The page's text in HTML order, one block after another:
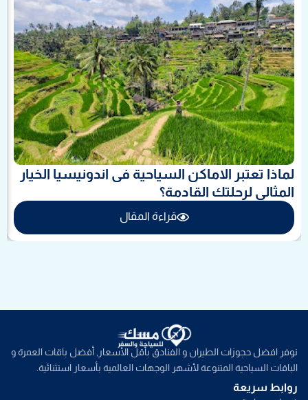
لماذا تعتبر الاماكن السياحية فى اندونيسيا الخيار
المثالي لرحلتك القادمة؟
قراءة المقال
نوفر افضل حجوزات الطيران و الفنادق بأقل الأسعار, أفضل باقات العمرة و
الباقات السياحية المتنوعة لأشهر الوجهات العالمية بأسعار استثنائية.
روابط سريعة